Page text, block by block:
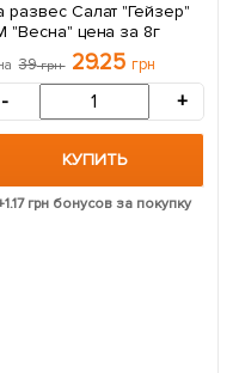
развес Салат "Гейзер"
"Весна" цена за 8г
39грн 29.25 грн
- +
КУПИТЬ
1.17грн бонусов за покупку